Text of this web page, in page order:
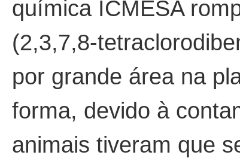
química ICMESA
(2,3,7,8-
por grande área na
forma, devido à
animais tiveram que